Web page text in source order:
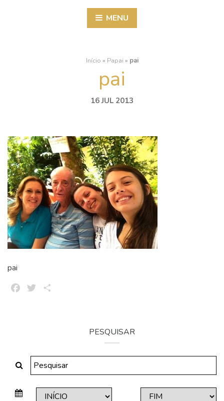
MENU
Início » Papai » pai
pai
16 JUL 2013
pai
FacebookTwitter
PESQUISAR